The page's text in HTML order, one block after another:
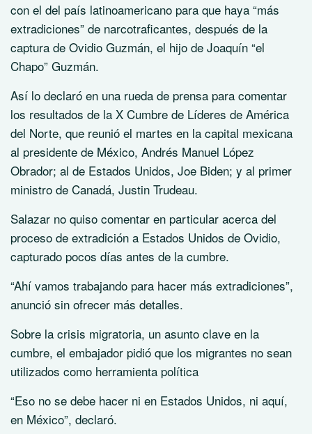
con el del país latinoamericano para que haya “más
extradiciones” de narcotraficantes, después de la
captura de Ovidio Guzmán, el hijo de Joaquín “el
Chapo” Guzmán.
Así lo declaró en una rueda de prensa para comentar
los resultados de la X Cumbre de Líderes de América
del Norte, que reunió el martes en la capital mexicana
al presidente de México, Andrés Manuel López
Obrador; al de Estados Unidos, Joe Biden; y al primer
ministro de Canadá, Justin Trudeau.
Salazar no quiso comentar en particular acerca del
proceso de extradición a Estados Unidos de Ovidio,
capturado pocos días antes de la cumbre.
“Ahí vamos trabajando para hacer más extradiciones”,
anunció sin ofrecer más detalles.
Sobre la crisis migratoria, un asunto clave en la
cumbre, el embajador pidió que los migrantes no sean
utilizados como herramienta política
“Eso no se debe hacer ni en Estados Unidos, ni aquí,
en México”, declaró.